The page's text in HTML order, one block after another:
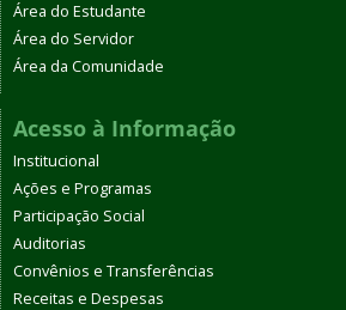
Área do Estudante
Área do Servidor
Área da Comunidade
Acesso à Informação
Institucional
Ações e Programas
Participação Social
Auditorias
Convênios e Transferências
Receitas e Despesas